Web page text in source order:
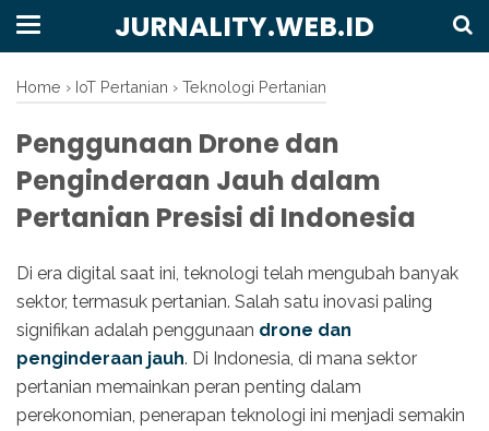
JURNALITY.WEB.ID
Home › IoT Pertanian › Teknologi Pertanian
Penggunaan Drone dan
Penginderaan Jauh dalam
Pertanian Presisi di Indonesia
Di era digital saat ini, teknologi telah mengubah banyak
sektor, termasuk pertanian. Salah satu inovasi paling
signifikan adalah penggunaan drone dan
penginderaan jauh. Di Indonesia, di mana sektor
pertanian memainkan peran penting dalam
perekonomian, penerapan teknologi ini menjadi semakin